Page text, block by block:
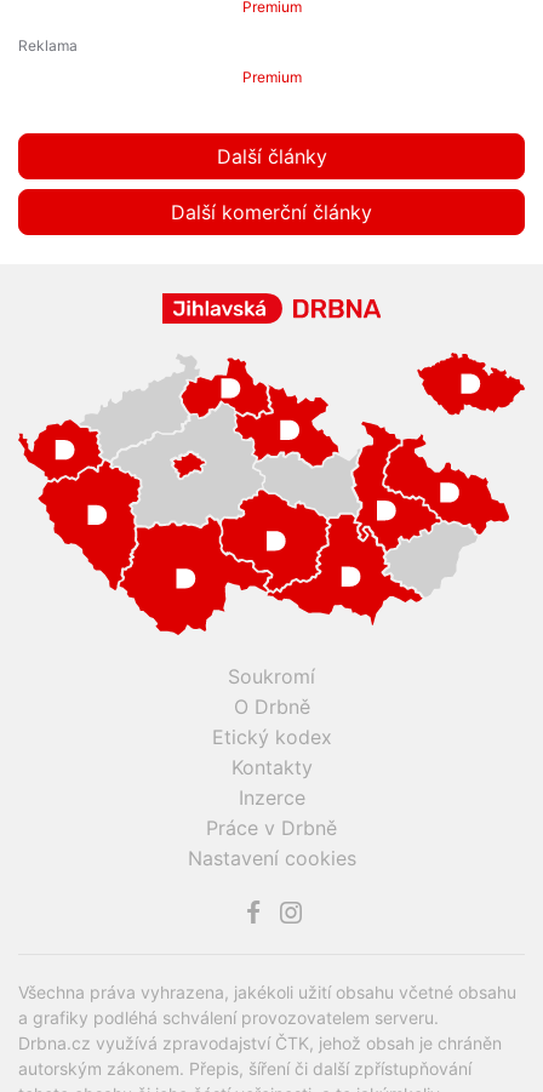
Premium
Premium
Další články
Další komerční články
Soukromí
O Drbně
Etický kodex
Kontakty
Inzerce
Práce v Drbně
Nastavení cookies
Všechna práva vyhrazena, jakékoli užití obsahu včetné obsahu
a grafiky podléhá schválení provozovatelem serveru.
Drbna.cz využívá zpravodajství ČTK, jehož obsah je chráněn
autorským zákonem. Přepis, šíření či další zpřístupňování